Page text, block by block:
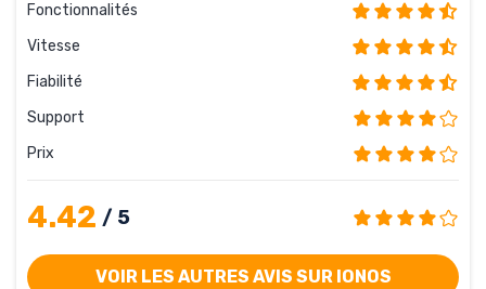
Fonctionnalités
Vitesse
Fiabilité
Support
Prix
4.42 / 5
VOIR LES AUTRES AVIS SUR IONOS